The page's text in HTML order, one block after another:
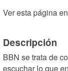
Ver esta página
Descripción
BBN se trata de
escuchar lo que